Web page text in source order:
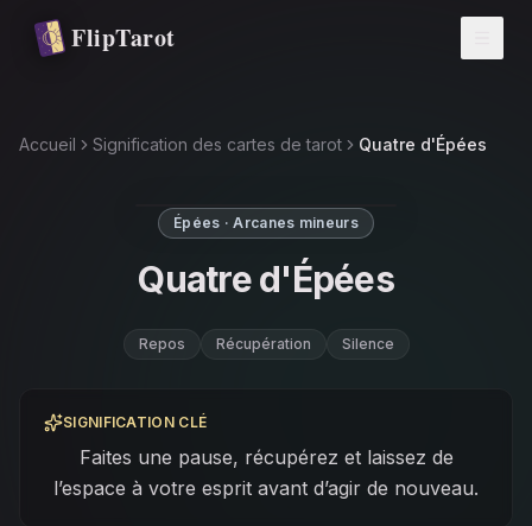
Aller au contenu principal
FlipTarot
Accueil Signification des cartes de tarot Quatre d'Épées
Épées · Arcanes mineurs
Quatre d'Épées
Repos Récupération Silence
SIGNIFICATION CLÉ
Faites une pause, récupérez et laissez de
l’espace à votre esprit avant d’agir de nouveau.